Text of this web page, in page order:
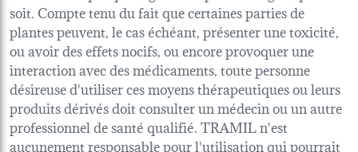
soit. Compte tenu du fait que certaines parties de
plantes peuvent, le cas échéant, présenter une toxicité,
ou avoir des effets nocifs, ou encore provoquer une
interaction avec des médicaments, toute personne
désireuse d'utiliser ces moyens thérapeutiques ou leurs
produits dérivés doit consulter un médecin ou un autre
professionnel de santé qualifié. TRAMIL n'est
aucunement responsable pour l'utilisation qui pourrait